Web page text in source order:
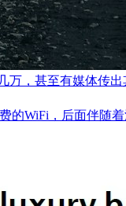
万，甚至有媒体传
的WiFi，后面伴随